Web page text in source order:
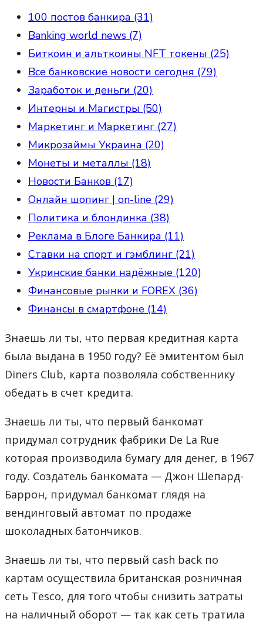
100 постов банкира (31)
Banking world news (7)
Биткоин и альткоины NFT токены (25)
Все банковские новости сегодня (79)
Заработок и деньги (20)
Интерны и Магистры (50)
Маркетинг и Маркетинг (27)
Микрозаймы Украина (20)
Монеты и металлы (18)
Новости Банков (17)
Онлайн шопинг | on-line (29)
Политика и блондинка (38)
Реклама в Блоге Банкира (11)
Ставки на спорт и гэмблинг (21)
Укринские банки надёжные (120)
Финансовые рынки и FOREX (36)
Финансы в смартфоне (14)
Знаешь ли ты, что первая кредитная карта
была выдана в 1950 году? Её эмитентом был
Diners Club, карта позволяла собственнику
обедать в счет кредита.
Знаешь ли ты, что первый банкомат
придумал сотрудник фабрики De La Rue
которая производила бумагу для денег, в 1967
году. Создатель банкомата — Джон Шепард-
Баррон, придумал банкомат глядя на
вендинговый автомат по продаже
шоколадных батончиков.
Знаешь ли ты, что первый cash back по
картам осуществила британская розничная
сеть Tesco, для того чтобы снизить затраты
на наличный оборот — так как сеть тратила